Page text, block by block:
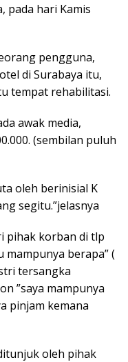
pada hari Kamis
pengguna,
di Surabaya itu,
tempat rehabilitasi.
awak media,
(sembilan puluh
oleh berinisial K
segitu.”jelasnya
pihak korban di tlp
mampunya berapa” (
tersangka
”saya mampunya
pinjam kemana
oleh pihak